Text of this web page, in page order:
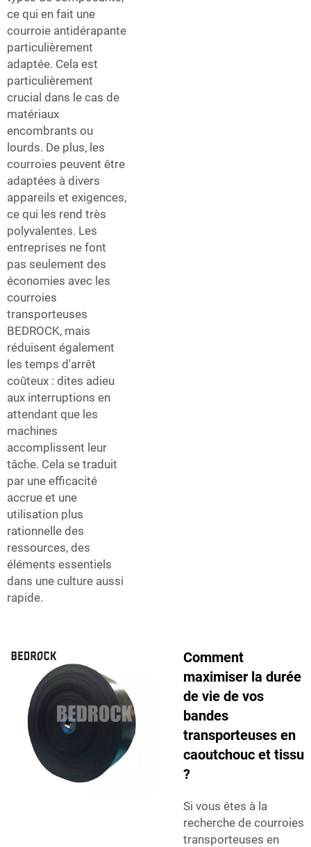
ce qui en fait une
courroie antidérapante
particulièrement
adaptée. Cela est
particulièrement
crucial dans le cas de
matériaux
encombrants ou
lourds. De plus, les
courroies peuvent être
adaptées à divers
appareils et exigences,
ce qui les rend très
polyvalentes. Les
entreprises ne font
pas seulement des
économies avec les
courroies
transporteuses
BEDROCK, mais
réduisent également
les temps d'arrêt
coûteux : dites adieu
aux interruptions en
attendant que les
machines
accomplissent leur
tâche. Cela se traduit
par une efficacité
accrue et une
utilisation plus
rationnelle des
ressources, des
éléments essentiels
dans une culture aussi
rapide.
Comment
maximiser la durée
de vie de vos
bandes
transporteuses en
caoutchouc et tissu
?
Si vous êtes à la
recherche de courroies
transporteuses en